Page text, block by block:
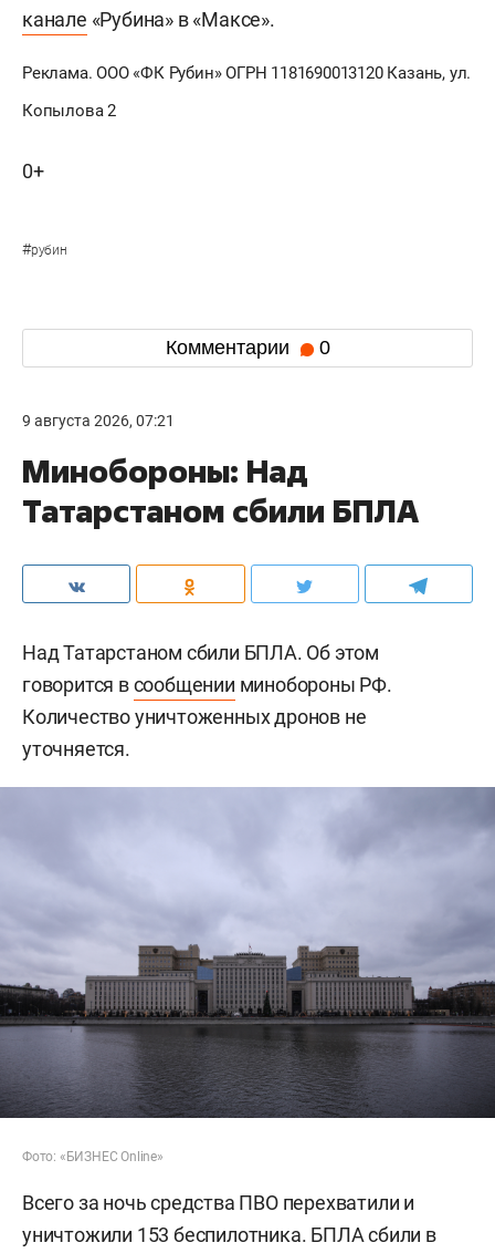
канале «Рубина» в «Максе».
Реклама. ООО «ФК Рубин» ОГРН 1181690013120 Казань, ул.
Копылова 2
0+
#рубин
Комментарии 0
9 августа 2026, 07:21
Минобороны: Над
Татарстаном сбили БПЛА
Над Татарстаном сбили БПЛА. Об этом
говорится всообщении минобороны РФ.
Количество уничтоженных дронов не
уточняется.
Фото: «БИЗНЕС Online»
Всего за ночь средства ПВО перехватили и
уничтожили 153 беспилотника. БПЛА сбили в